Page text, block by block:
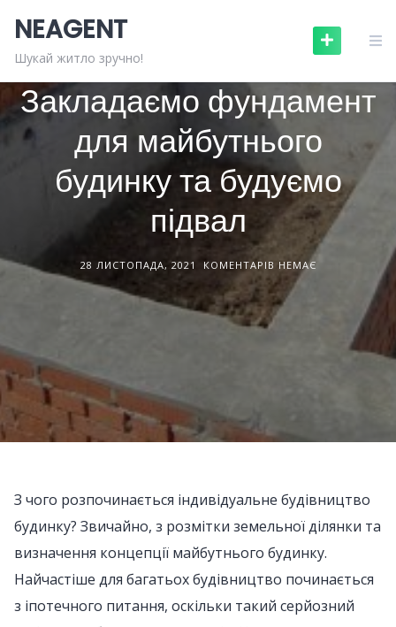
content
NEAGENT
Шукай житло зручно!БУДІВНИЦТВО ТА РЕМОНТ
Закладаємо фундамент
для майбутнього
будинку та будуємо
підвал
28 ЛИСТОПАДА, 2021 КОМЕНТАРІВ НЕМАЄ
З чого розпочинається індивідуальне будівництво
будинку? Звичайно, з розмітки земельної ділянки та
визначення концепції майбутнього будинку.
Найчастіше для багатьох будівництво починається
з іпотечного питання, оскільки такий серйозний